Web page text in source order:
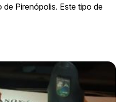
de Pirenópolis. Este tipo de